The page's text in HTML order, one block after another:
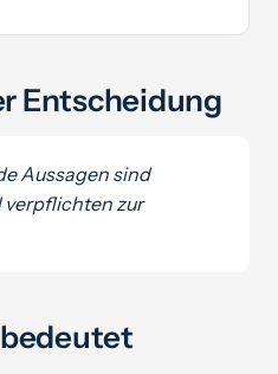
Entscheidung
Aussagen sind
zur
bedeutet